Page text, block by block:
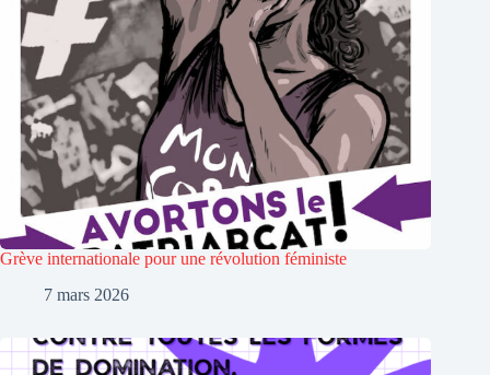
Grève internationale pour une révolution féministe
7 mars 2026